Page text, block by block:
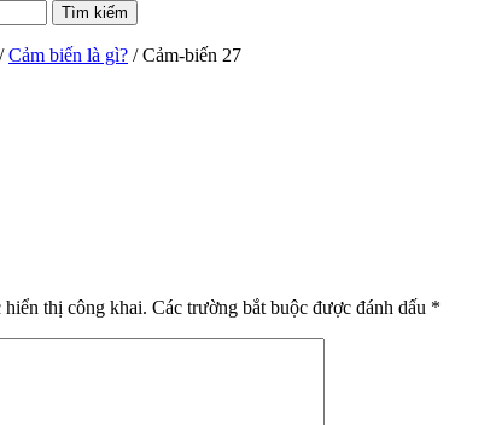
/Cảm biến là gì? / Cảm-biến 27
hiển thị công khai. Các trường bắt buộc được đánh dấu *